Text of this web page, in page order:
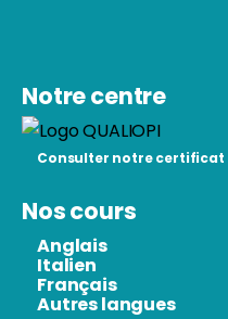
Notre centre
Consulter notre certificat
Nos cours
Anglais
Italien
Français
Autres langues